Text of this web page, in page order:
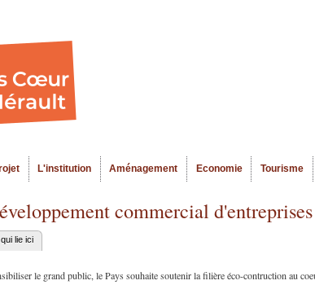
L'institution Aménagement Economie Tourisme
commercial
lie ici
le grand public, le Pays souhaite soutenir la filière éco-contruction au